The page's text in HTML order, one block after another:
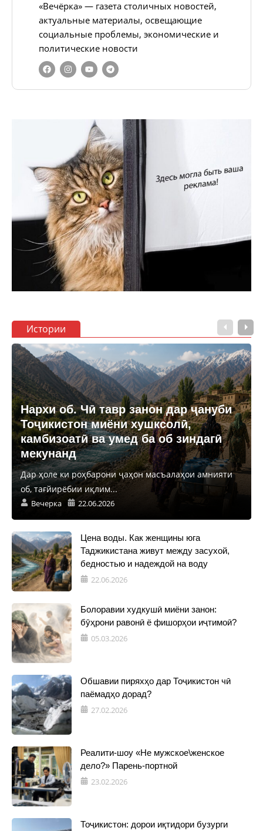
«Вечёрка» — газета столичных новостей,
актуальные материалы, освещающие
социальные проблемы, экономические и
политические новости
Истории
Нархи об. Чӣ тавр занон дар ҷануби
Тоҷикистон миёни хушксолӣ,
камбизоатӣ ва умед ба об зиндагӣ
мекунанд
Дар ҳоле ки роҳбарони ҷаҳон масъалаҳои амнияти
об, тағйирёбии иқлим...
Вечерка 22.06.2026
Цена воды. Как женщины юга
Таджикистана живут между засухой,
бедностью и надеждой на воду
22.06.2026
Болоравии худкушӣ миёни занон:
бӯҳрони равонӣ ё фишорҳои иҷтимоӣ?
05.03.2026
Обшавии пиряхҳо дар Тоҷикистон чӣ
паёмадҳо дорад?
27.02.2026
Реалити-шоу «Не мужское\женское
дело?» Парень-портной
23.02.2026
Тоҷикистон: дорои иқтидори бузурги